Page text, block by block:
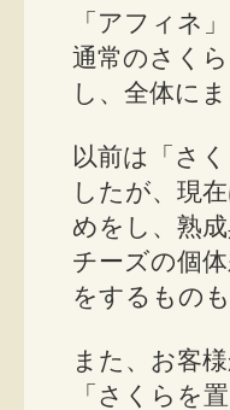
「アフィネ
通常のさく
し、全体に
以前は「さ
したが、現
めをし、熟
チーズの個
をするもの
また、お客
「さくらを